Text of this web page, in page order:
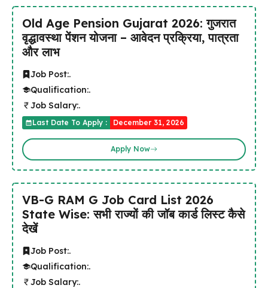
Old Age Pension Gujarat 2026: गुजरात
वृद्धावस्था पेंशन योजना – आवेदन प्रक्रिया, पात्रता
और लाभ
Job Post:.
Qualification:.
Job Salary:.
Last Date To Apply : December 31, 2026
Apply Now
VB-G RAM G Job Card List 2026
State Wise: सभी राज्यों की जॉब कार्ड लिस्ट कैसे
देखें
Job Post:.
Qualification:.
Job Salary:.